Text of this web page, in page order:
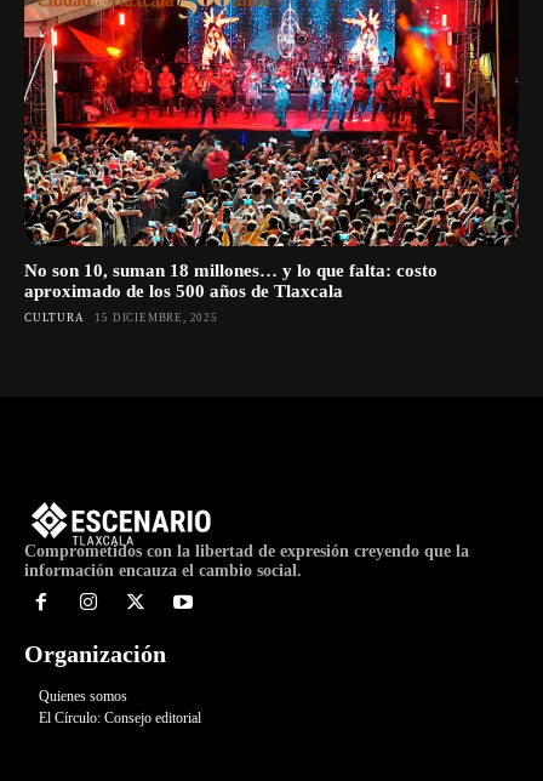
No son 10, suman 18 millones… y lo que falta: costo
aproximado de los 500 años de Tlaxcala
CULTURA 15 DICIEMBRE, 2025
Comprometidos con la libertad de expresión creyendo que la
información encauza el cambio social.
Organización
Quienes somos
El Círculo: Consejo editorial